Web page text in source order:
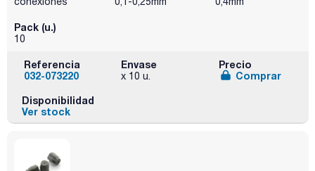
Pack (u.)
10
Referencia
032-073220
Envase
x 10 u.
Precio
Comprar
Disponibilidad
Ver stock